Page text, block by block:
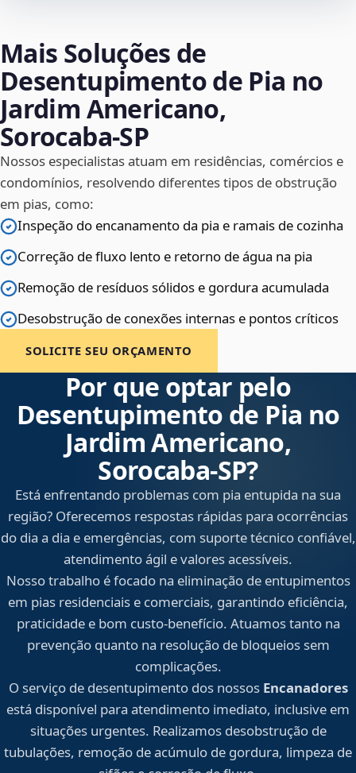
Mais Soluções de
Desentupimento de Pia no
Jardim Americano,
Sorocaba‑SP
Nossos especialistas atuam em residências, comércios e
condomínios, resolvendo diferentes tipos de obstrução
em pias, como:
Inspeção do encanamento da pia e ramais de cozinha
Correção de fluxo lento e retorno de água na pia
Remoção de resíduos sólidos e gordura acumulada
Desobstrução de conexões internas e pontos críticos
SOLICITE SEU ORÇAMENTO
Por que optar pelo
Desentupimento de Pia no
Jardim Americano,
Sorocaba‑SP?
Está enfrentando problemas com pia entupida na sua
região? Oferecemos respostas rápidas para ocorrências
do dia a dia e emergências, com suporte técnico confiável,
atendimento ágil e valores acessíveis.
Nosso trabalho é focado na eliminação de entupimentos
em pias residenciais e comerciais, garantindo eficiência,
praticidade e bom custo-benefício. Atuamos tanto na
prevenção quanto na resolução de bloqueios sem
complicações.
O serviço de desentupimento dos nossos Encanadores
está disponível para atendimento imediato, inclusive em
situações urgentes. Realizamos desobstrução de
tubulações, remoção de acúmulo de gordura, limpeza de